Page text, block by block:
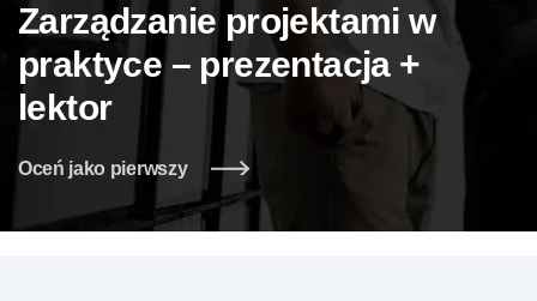
Zarządzanie projektami w
praktyce – prezentacja +
lektor
Oceń jako pierwszy